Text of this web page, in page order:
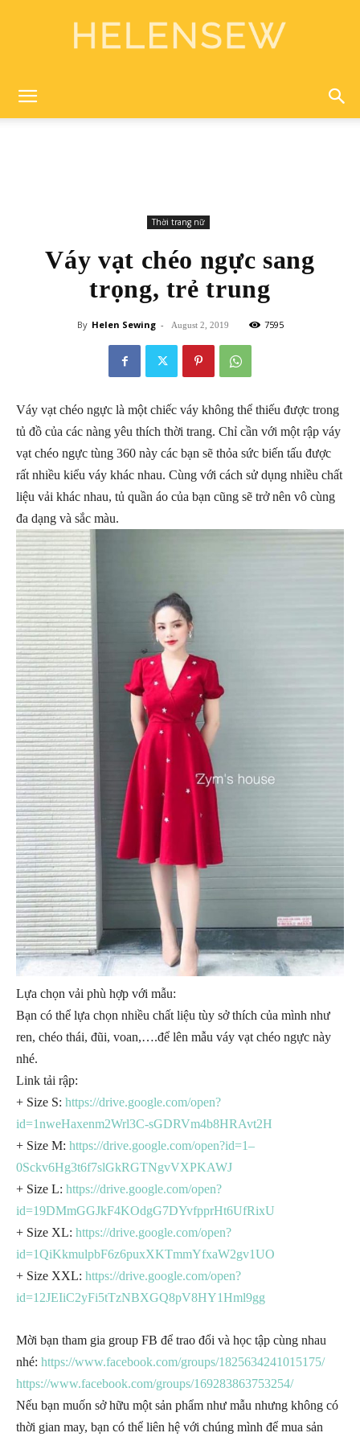
Thời trang nữ
Váy vạt chéo ngực sang
trọng, trẻ trung
By Helen Sewing - August 2, 2019 7595
Váy vạt chéo ngực là một chiếc váy không thể thiếu được trong
tủ đồ của các nàng yêu thích thời trang. Chỉ cần với một rập váy
vạt chéo ngực tùng 360 này các bạn sẽ thỏa sức biến tấu được
rất nhiều kiểu váy khác nhau. Cùng với cách sử dụng nhiều chất
liệu vải khác nhau, tủ quần áo của bạn cũng sẽ trở nên vô cùng
đa dạng và sắc màu.
Lựa chọn vải phù hợp với mẫu:
Bạn có thể lựa chọn nhiều chất liệu tùy sở thích của mình như
ren, chéo thái, đũi, voan,….để lên mẫu váy vạt chéo ngực này
nhé.
Link tải rập:
+ Size S: https://drive.google.com/open?
id=1nweHaxenm2Wrl3C-sGDRVm4b8HRAvt2H
+ Size M: https://drive.google.com/open?id=1–
0Sckv6Hg3t6f7slGkRGTNgvVXPKAWJ
+ Size L: https://drive.google.com/open?
id=19DMmGGJkF4KOdgG7DYvfpprHt6UfRixU
+ Size XL: https://drive.google.com/open?
id=1QiKkmulpbF6z6puxXKTmmYfxaW2gv1UO
+ Size XXL: https://drive.google.com/open?
id=12JEIiC2yFi5tTzNBXGQ8pV8HY1Hml9gg
Mời bạn tham gia group FB để trao đổi và học tập cùng nhau
nhé: https://www.facebook.com/groups/1825634241015175/
https://www.facebook.com/groups/169283863753254/
Nếu bạn muốn sở hữu một sản phẩm như mẫu nhưng không có
thời gian may, bạn có thể liên hệ với chúng mình để mua sản